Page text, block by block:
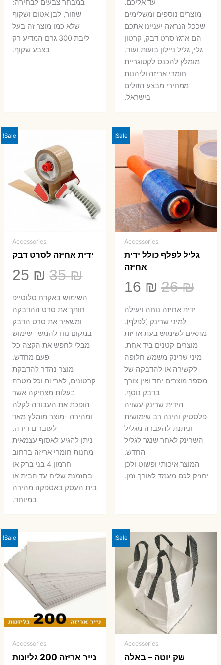
עד אליכם.
מוצרים נוספים ומשלימים
שככל הנראה יעניינו אתכם
הם ארגז סרט דבק, קרטון
גלי, גליל ניילון בועות ועוד.
מומלץ להכנס לקטוגריית
חומרי אריזה וליהנות
ממחירי מבצע הזולים
בישראל.
במבחר צבעים לבחירה:
שחור, לבן אטום ושקוף
שלא כמו מוצר זה בעל
ליבת 300 גרם המדיע רק
בצבע שקוף.
Sale!
Accessories
גליל לפלף כולל ידית
אחיזה
26₪
המחיר
המקורי
היה:
26 ₪.
16 ₪
הנוכחי
ידית אחיזה נוחה ויעילה
למיני שרינק (לפלף).
מתאים לשימוש בעת אריזת
מוצרים קטנים ביד אחת.
​מיני שרינק משמש חלופה
לקשירה או להדבקה של
מספר מוצרים יחד ואין צורך
בדבק נוסף.
הידית שרינק עשויה
פלסטיק והינה רב שימושית
וניתנת להעברה מגליל
השרינק לאחר שנגר לגליל
החדש.
המוצר איכותי ופשוט ולכן
יחזיק לכם מעמד לאורך זמן.
Sale!
Accessories
ידית אחיזה לסרט דבק
35₪
המחיר
המקורי
היה:
35 ₪.
25 ₪
₪.
השימוש באקדח סלוטייפ
חותך את סרט ההדבקה
ומשאיר את סרט הדבק
במקום נוח להמשך שימוש
מבלי לחפש את הקצה כל
פעם מחדש.
מוצר נהדר להדבקת
קרטונים, לאריזה וכל מטרה
בעלות מצחיקה אשר
הופכת את העבודה לקלה
ומהירה -מוצר מומלץ מאד
לעוברים דירה.
ניתן להגיע לאסוף עצמאית
מחנות חומרי אריזה ברחוב
חרמון 4 בני ברק או
בהזמנת שליח עד הבית או
בית העסק באספקה מהירה
במיוחד.
Sale!
Accessories
שק יוטה – באלה
Sale!
Accessories
נייר אריזה 200 גליונות